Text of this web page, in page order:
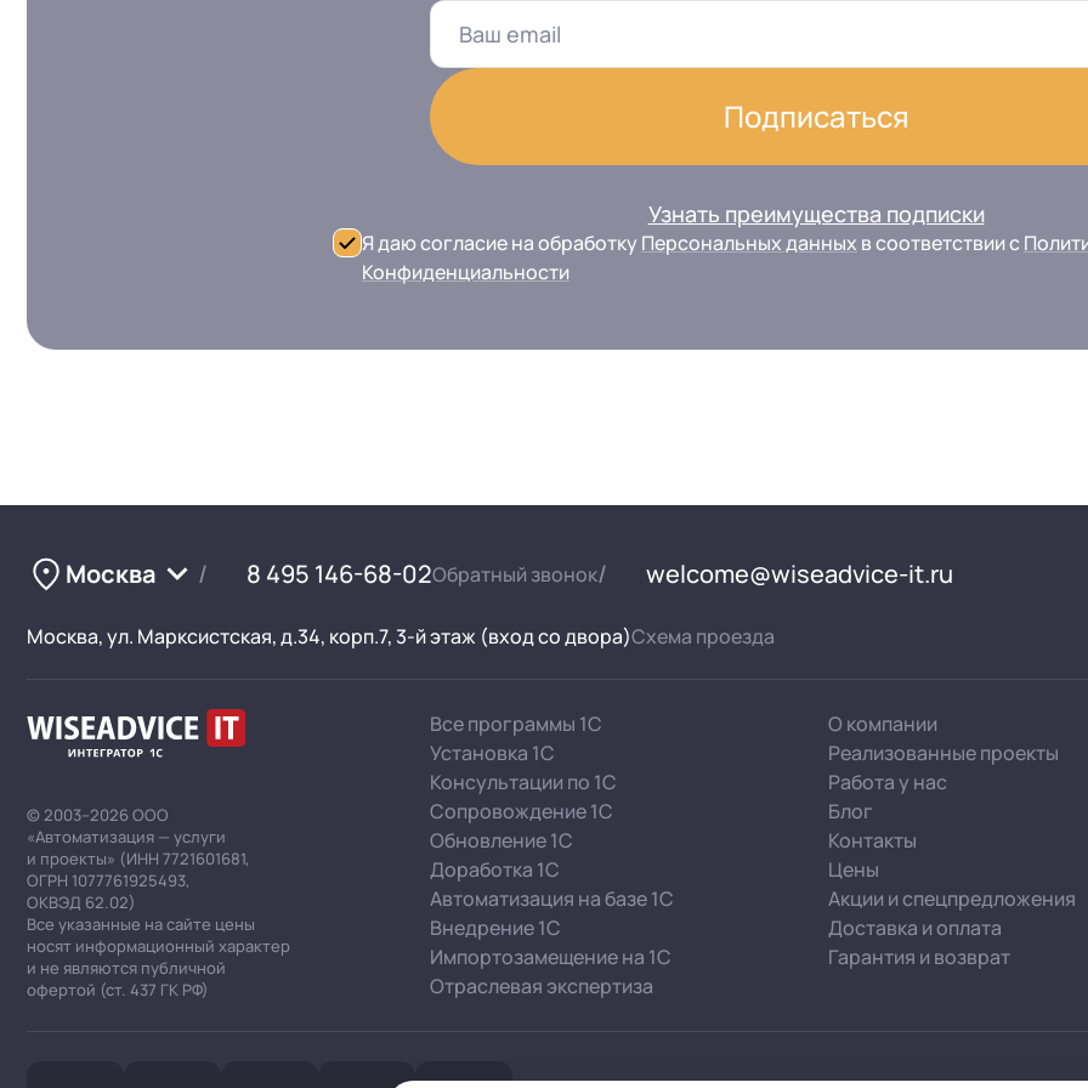
Подписаться
Узнать преимущества подписки
Я даю согласие на обработку Персональных данных в соответствии с
Конфиденциальности
Москва 8 495 146-68-02Обратный звонок welcome@wiseadvice-it.ru
Москва, ул. Марксистская, д.34, корп.7, 3-й этаж (вход со двора)Схема проезда
© 2003–2026 ООО
«Автоматизация — услуги
и проекты» (ИНН 7721601681,
ОГРН 1077761925493,
ОКВЭД 62.02)
Все указанные на сайте цены
носят информационный характер
и не являются публичной
офертой (ст. 437 ГК РФ)
Все программы 1С
Установка 1С
Консультации по 1С
Сопровождение 1С
Обновление 1С
Доработка 1С
Автоматизация на базе 1С
Внедрение 1С
Импортозамещение на 1С
Отраслевая экспертиза
О компании
Реализованные проекты
Работа у нас
Блог
Контакты
Цены
Акции и спецпредложения
Доставка и оплата
Гарантия и возврат